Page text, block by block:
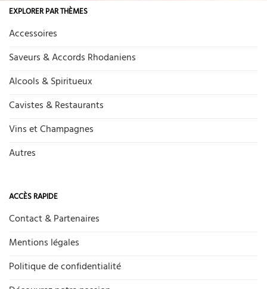
EXPLORER PAR THÈMES
Accessoires
Saveurs & Accords Rhodaniens
Alcools & Spiritueux
Cavistes & Restaurants
Vins et Champagnes
Autres
ACCÈS RAPIDE
Contact & Partenaires
Mentions légales
Politique de confidentialité